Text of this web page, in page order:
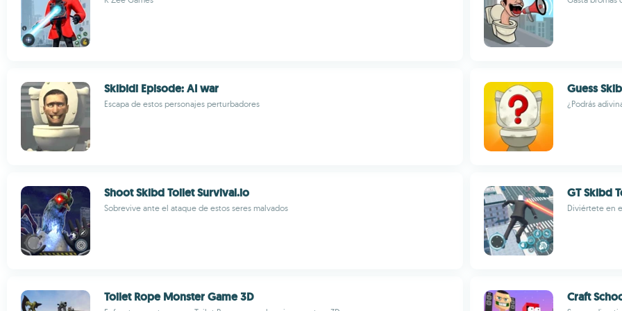
Skibidi Episode: AI war
Escapa de estos personajes perturbadores
Guess
¿Podrás
Shoot Skibd Toilet Survival.io
Sobrevive ante el ataque de estos seres malvados
GT Skibd
Diviértete en
Toilet Rope Monster Game 3D Craft